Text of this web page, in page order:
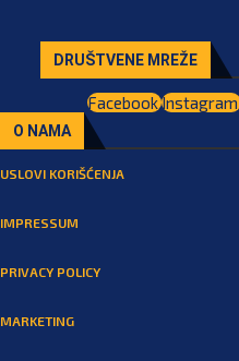
DRUŠTVENE MREŽE
FacebookInstagram
O NAMA
USLOVI KORIŠĆENJA
IMPRESSUM
PRIVACY POLICY
MARKETING